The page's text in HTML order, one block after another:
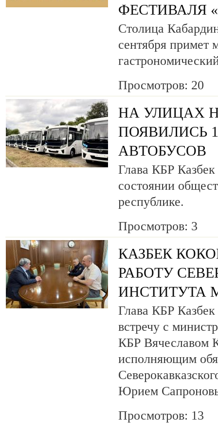
ФЕСТИВАЛЯ
Столица
сентября примет
Просмотров: 20
НА УЛИЦАХ
ПОЯВИЛИСЬ
АВТОБУСОВ
Глава КБР
состоянии
республике.
Просмотров: 3
КАЗБЕК
РАБОТУ
ИНСТИТУТА
Глава КБР
встречу с
КБР Вячеславом
исполняющим
Юрием
Просмотров: 13